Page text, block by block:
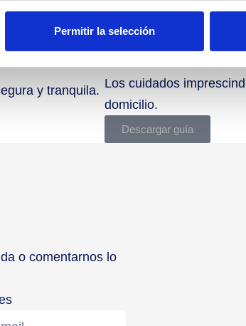
Permitir la selección
y tranquila. Los cuidados
domicilio.
Descargar guía
o comentarnos lo